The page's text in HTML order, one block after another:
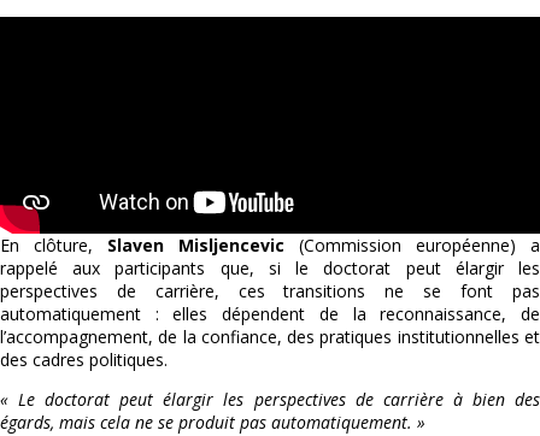
En clôture, Slaven Misljencevic (Commission européenne) a
rappelé aux participants que, si le doctorat peut élargir les
perspectives de carrière, ces transitions ne se font pas
automatiquement : elles dépendent de la reconnaissance, de
l’accompagnement, de la confiance, des pratiques institutionnelles et
des cadres politiques.
« Le doctorat peut élargir les perspectives de carrière à bien des
égards, mais cela ne se produit pas automatiquement. »